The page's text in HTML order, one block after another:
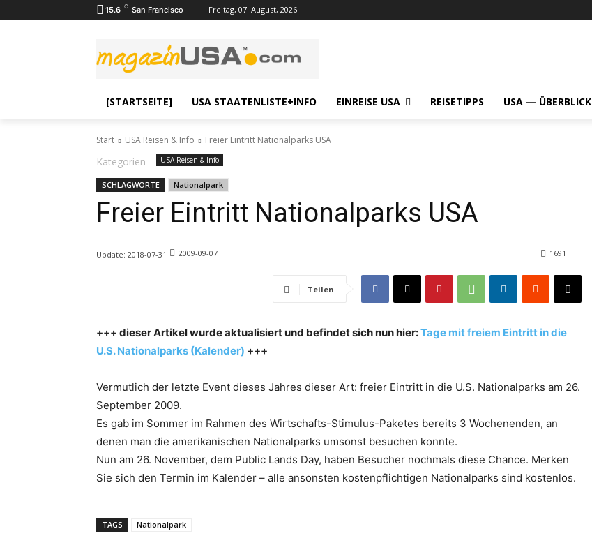
15.6 C San Francisco Freitag, 07. August, 2026
[STARTSEITE] USA STAATENLISTE+INFO EINREISE USA REISETIPPS USA — ÜBERBLICK
Start USA Reisen & Info Freier Eintritt Nationalparks USA
Kategorien USA Reisen & Info
SCHLAGWORTE Nationalpark
Freier Eintritt Nationalparks USA
Update: 2018-07-31 2009-09-07 1691
Teilen
+++ dieser Artikel wurde aktualisiert und befindet sich nun hier:Tage mit freiem Eintritt in die
U.S. Nationalparks (Kalender) +++
Vermutlich der letzte Event dieses Jahres dieser Art: freier Eintritt in die U.S. Nationalparks am 26.
September 2009.
Es gab im Sommer im Rahmen des Wirtschafts-Stimulus-Paketes bereits 3 Wochenenden, an
denen man die amerikanischen Nationalparks umsonst besuchen konnte.
Nun am 26. November, dem Public Lands Day, haben Besucher nochmals diese Chance. Merken
Sie sich den Termin im Kalender – alle ansonsten kostenpflichtigen Nationalparks sind kostenlos.
TAGS Nationalpark